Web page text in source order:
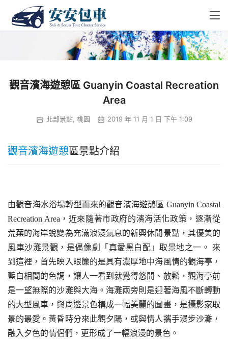
觀音濱海遊憩區 Guanyin Coastal Recreation
Area
北部景點, 桃園 2019 年 11 月 1 日 下午 1:09
觀音濱海遊憩區景點介紹
由觀音海水浴場轉型而來的觀音濱海遊憩區 Guanyin Coastal
Recreation Area ，近來隨著市政府的濱海活化政策，逐漸從
荒蕪的海岸蛻變為充滿浪漫氣息的新興休閒景點，其優美的
風車沙灘景觀，是偶像劇「真愛黑白配」取景地之一。 來
到這裡，首先映入眼簾的是具有濃厚地中海風情的觀海亭，
藍白相間的色調，讓人一看到就覺得悠閒、放鬆，觀海亭前
是一望無際的沙灘與大海。海灘兩旁則是迎著海風不斷轉動
的大型風車，與周邊景色構成一幅美麗的圖畫，是攝影家取
景的最愛。黃昏時分來此觀夕陽，或與情人攜手漫步沙灘，
融入夕色的情侶們，更形成了一幅浪漫的景色。